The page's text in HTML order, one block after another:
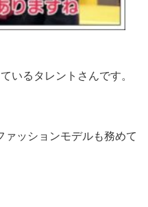
いるタレントさんです。
ァッションモデルも務めて